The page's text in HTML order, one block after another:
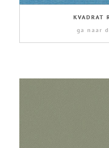
KVADRAT
ga naar